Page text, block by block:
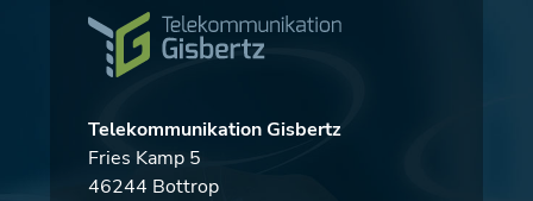
Telekommunikation Gisbertz
Fries Kamp 5
46244 Bottrop